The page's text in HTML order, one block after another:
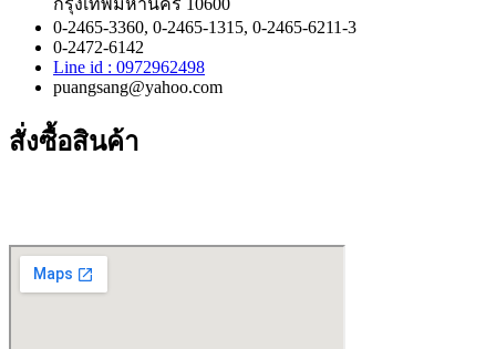
กรุงเทพมหานคร 10600
0-2465-3360, 0-2465-1315, 0-2465-6211-3
0-2472-6142
Line id : 0972962498
puangsang@yahoo.com
สั่งซื้อสินค้า